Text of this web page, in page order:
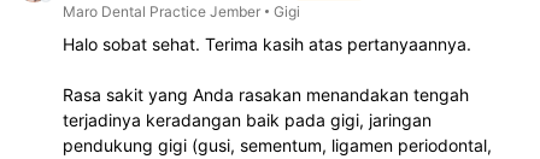
Maro Dental Practice Jember
Gigi
Halo sobat sehat. Terima kasih atas pertanyaannya.
Rasa sakit yang Anda rasakan menandakan tengah
terjadinya keradangan baik pada gigi, jaringan
pendukung gigi (gusi, sementum, ligamen periodontal,